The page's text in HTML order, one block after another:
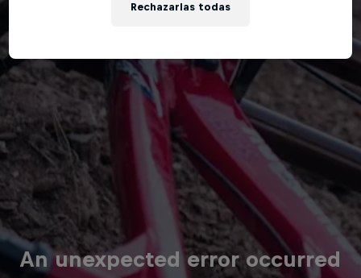
An unexpected error occurred
Rechazarlas todas